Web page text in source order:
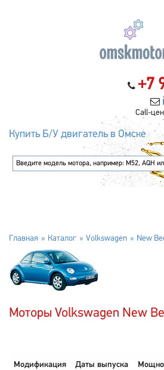
+7
Call-
Купить Б/У двигатель в Омске
Главная Каталог Volkswagen New
Моторы Volkswagen New
Модификация Даты выпуска